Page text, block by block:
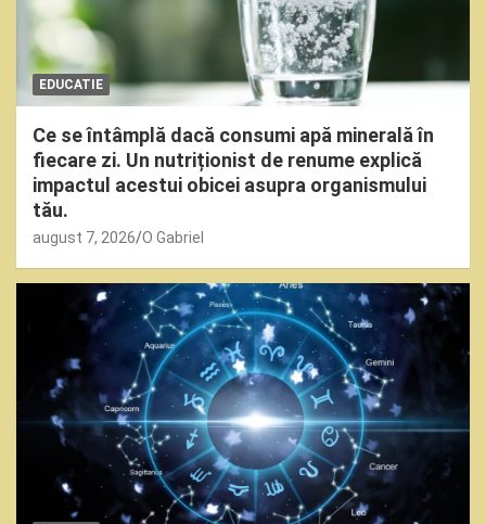
EDUCATIE
Ce se întâmplă dacă consumi apă minerală în
fiecare zi. Un nutriționist de renume explică
impactul acestui obicei asupra organismului
tău.
august 7, 2026 O Gabriel